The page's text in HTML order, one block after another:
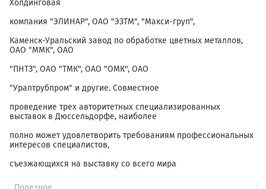
Холдинговая
компания "ЭЛИНАР", ОАО "ЭЗТМ", "Макси-груп",
Каменск-Уральский завод по обработке цветных металлов,
ОАО "ММК", ОАО
"ПНТЗ", ОАО "ТМК", ОАО "ОМК", ОАО
"Уралтрубпром" и другие. Совместное
проведение трех авторитетных специализированных
выставок в Дюссельдорфе, наиболее
полно может удовлетворить требованиям профессиональных
интересов специалистов,
съезжающихся на выставку со всего мира